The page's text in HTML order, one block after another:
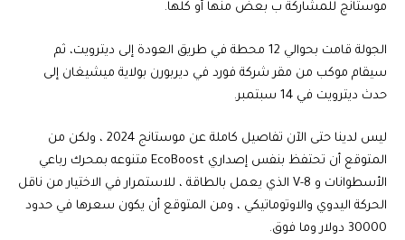
موستانج للمشاركة ب بعض منها أو كلها.
الجولة قامت بحوالي 12 محطة في طريق العودة إلى ديترويت، ثم
سيقام موكب من مقر شركة فورد في ديربورن بولاية ميشيغان إلى
حدث ديترويت في 14 سبتمبر.
ليس لدينا حتى الآن تفاصيل كاملة عن موستانج 2024 ، ولكن من
المتوقع أن تحتفظ بنفس إصداري EcoBoost متنوعه بمحرك رباعي
الأسطوانات و V-8 الذي يعمل بالطاقة ، للاستمرار في الاختيار من ناقل
الحركة اليدوي والاوتوماتيكي ، ومن المتوقع أن يكون سعرها في حدود
30000 دولار وما فوق.